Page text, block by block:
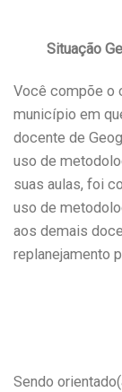
Situação
Você compõe o
município em
docente de
uso de
suas aulas, foi
uso de
aos demais
replanejamento
Sendo